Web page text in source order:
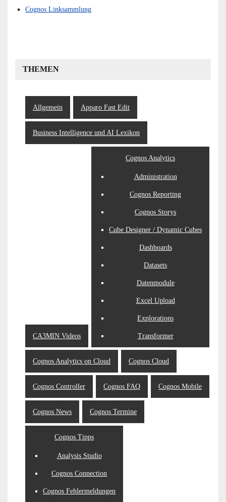
Cognos Linksammlung
THEMEN
Allgemein Apparo Fast Edit
Business Intelligence und AI Lexikon
CA3MIN Videos
Cognos Analytics
Administration
Cognos Reporting
Cognos Storys
Cube Designer / Dynamic Cubes
Dashboards
Datasets
Datenmodule
Excel Upload
Explorations
Transformer
Cognos Analytics on Cloud Cognos Cloud
Cognos Controller Cognos FAQ Cognos Mobile
Cognos News Cognos Termine
Cognos Tipps
Analysis Studio
Cognos Connection
Cognos Fehlermeldungen